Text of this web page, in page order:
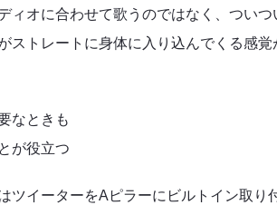
ィオに合わせて歌うのではなく、つい
ストレートに身体に入り込んでくる感
なときも
が役立つ
ツイーターをAピラーにビルトイン取り